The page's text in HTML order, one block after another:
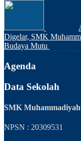
Digelar, SMK
Budaya Mutu
Agenda
Data Sekolah
SMK
NPSN : 20309531